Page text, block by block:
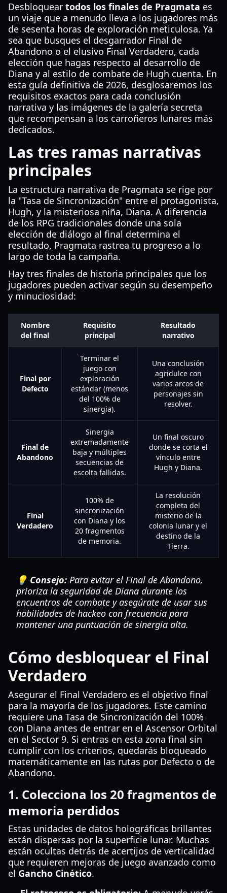
Desbloquear todos los finales de Pragmata es
un viaje que a menudo lleva a los jugadores más
de sesenta horas de exploración meticulosa. Ya
sea que busques el desgarrador Final de
Abandono o el elusivo Final Verdadero, cada
elección que hagas respecto al desarrollo de
Diana y al estilo de combate de Hugh cuenta. En
esta guía definitiva de 2026, desglosaremos los
requisitos exactos para cada conclusión
narrativa y las imágenes de la galería secreta
que recompensan a los carroñeros lunares más
dedicados.
Las tres ramas narrativas
principales
La estructura narrativa de Pragmata se rige por
la "Tasa de Sincronización" entre el protagonista,
Hugh, y la misteriosa niña, Diana. A diferencia
de los RPG tradicionales donde una sola
elección de diálogo al final determina el
resultado, Pragmata rastrea tu progreso a lo
largo de toda la campaña.
Hay tres finales de historia principales que los
jugadores pueden activar según su desempeño
y minuciosidad:
Nombre
del final
Requisito
principal
Resultado
narrativo
Final por
Defecto
Terminar el
juego con
exploración
estándar (menos
del 100% de
sinergia).
Una conclusión
agridulce con
varios arcos de
personajes sin
resolver.
Final de
Abandono
Sinergia
extremadamente
baja y múltiples
secuencias de
escolta fallidas.
Un final oscuro
donde se corta el
vínculo entre
Hugh y Diana.
Final
Verdadero
100% de
sincronización
con Diana y los
20 fragmentos
de memoria.
La resolución
completa del
misterio de la
colonia lunar y el
destino de la
Tierra.
💡 Consejo: Para evitar el Final de Abandono,
prioriza la seguridad de Diana durante los
encuentros de combate y asegúrate de usar sus
habilidades de hackeo con frecuencia para
mantener una puntuación de sinergia alta.
Cómo desbloquear el Final
Verdadero
Asegurar el Final Verdadero es el objetivo final
para la mayoría de los jugadores. Este camino
requiere una Tasa de Sincronización del 100%
con Diana antes de entrar en el Ascensor Orbital
en el Sector 9. Si entras en esta zona final sin
cumplir con los criterios, quedarás bloqueado
matemáticamente en las rutas por Defecto o de
Abandono.
1. Colecciona los 20 fragmentos de
memoria perdidos
Estas unidades de datos holográficas brillantes
están dispersas por la superficie lunar. Muchas
están ocultas detrás de acertijos de verticalidad
que requieren mejoras de juego avanzado como
el Gancho Cinético.